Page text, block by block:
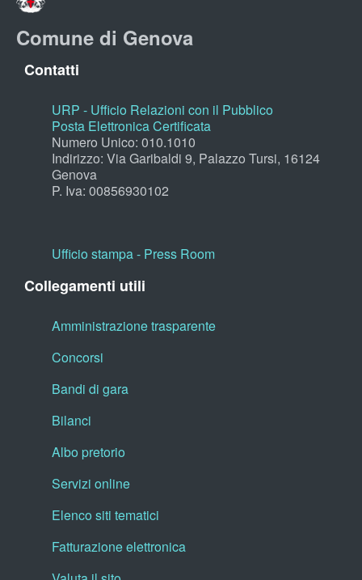
Comune di Genova
Contatti
URP - Ufficio Relazioni con il Pubblico
Posta Elettronica Certificata
Numero Unico: 010.1010
Indirizzo: Via Garibaldi 9, Palazzo Tursi, 16124
Genova
P. Iva: 00856930102
Ufficio stampa - Press Room
Collegamenti utili
Amministrazione trasparente
Concorsi
Bandi di gara
Bilanci
Albo pretorio
Servizi online
Elenco siti tematici
Fatturazione elettronica